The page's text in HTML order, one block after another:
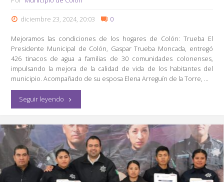
diciembre 23, 2024, 20:03 0
Mejoramos las condiciones de los hogares de Colón: Trueba El
Presidente Municipal de Colón, Gaspar Trueba Moncada, entregó
426 tinacos de agua a familias de 30 comunidades colonenses,
impulsando la mejora de la calidad de vida de los habitantes del
municipio. Acompañado de su esposa Elena Arreguín de la Torre, …
Seguir leyendo"Beneficia
a
30
Comunidades